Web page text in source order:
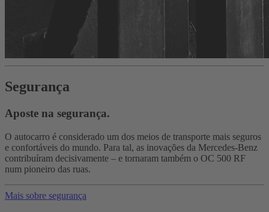
Segurança
Aposte na segurança.
O autocarro é considerado um dos meios de transporte mais seguros
e confortáveis do mundo. Para tal, as inovações da Mercedes‑Benz
contribuíram decisivamente – e tornaram também o OC 500 RF
num pioneiro das ruas.
Mais sobre segurança